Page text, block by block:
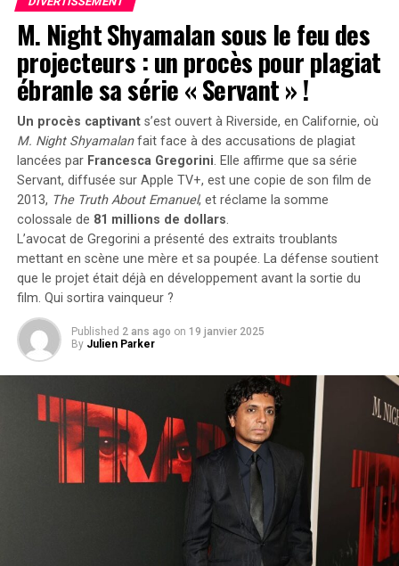
Enzo, également très en vogue à cette période. « Je
pense que mes parents ont opté pour un prénom parmi
les plus répandus en France plutôt qu’en hommage à
Victor Hugo », confie-t-il.
Une Enfance Entourée d’Autres « Hugo »
Dès son plus jeune âge, Hugo se retrouve entouré
d’autres enfants portant le même nom. Selon les
statistiques de l’Insee,7 694 garçons ont été
prénommés Hugo en 2000,faisant de ce prénom le
quatrième plus populaire cette année-là. À l’école
primaire,il côtoie plusieurs camarades appelés Thibault
et autres prénoms similaires. Pour éviter toute
confusion lors des appels en classe, les enseignants
ajoutent souvent la première lettre du nom de famille
après le prénom : ainsi devient-il rapidement « Hugo
D. », un surnom auquel il s’habitue sans arduousé.
Pensées sur l’Identité Associée au
Prénom
Le choix d’un prénom peut avoir un impact significatif
sur notre identité personnelle tout au long de notre
existence. Que ce soit pour se distinguer ou pour
s’intégrer dans un groupe social spécifique, chaque
individu développe une relation particulière avec son
M. Night Shyamalan sous le feu des
projecteurs : un procès pour plagiat
ébranle sa série « Servant » !
Un procès captivants’est ouvert à Riverside, en Californie, où
M. Night Shyamalanfait face à des accusations de plagiat
lancées par Francesca Gregorini. Elle affirme que sa série
Servant, diffusée sur Apple TV+, est une copie de son film de
2013, The Truth About Emanuel, et réclame la somme
colossale de 81 millions de dollars.
L’avocat de Gregorini a présenté des extraits troublants
mettant en scène une mère et sa poupée. La défense soutient
que le projet était déjà en développement avant la sortie du
film. Qui sortira vainqueur ?
Published 2 ans ago on 19 janvier 2025
By Julien Parker